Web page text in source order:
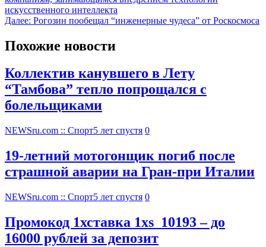
искусственного интеллекта
Далее: Рогозин пообещал “инженерные чудеса” от Роскосмоса
Похожие новости
Коллектив канувшего в Лету
“Тамбова” тепло попрощался с
болельщиками
NEWSru.com :: Спорт5 лет спустя 0
19-летний мотогонщик погиб после
страшной аварии на Гран-при Италии
NEWSru.com :: Спорт5 лет спустя 0
Промокод 1хставка 1xs_10193 – до
16000 рублей за депозит